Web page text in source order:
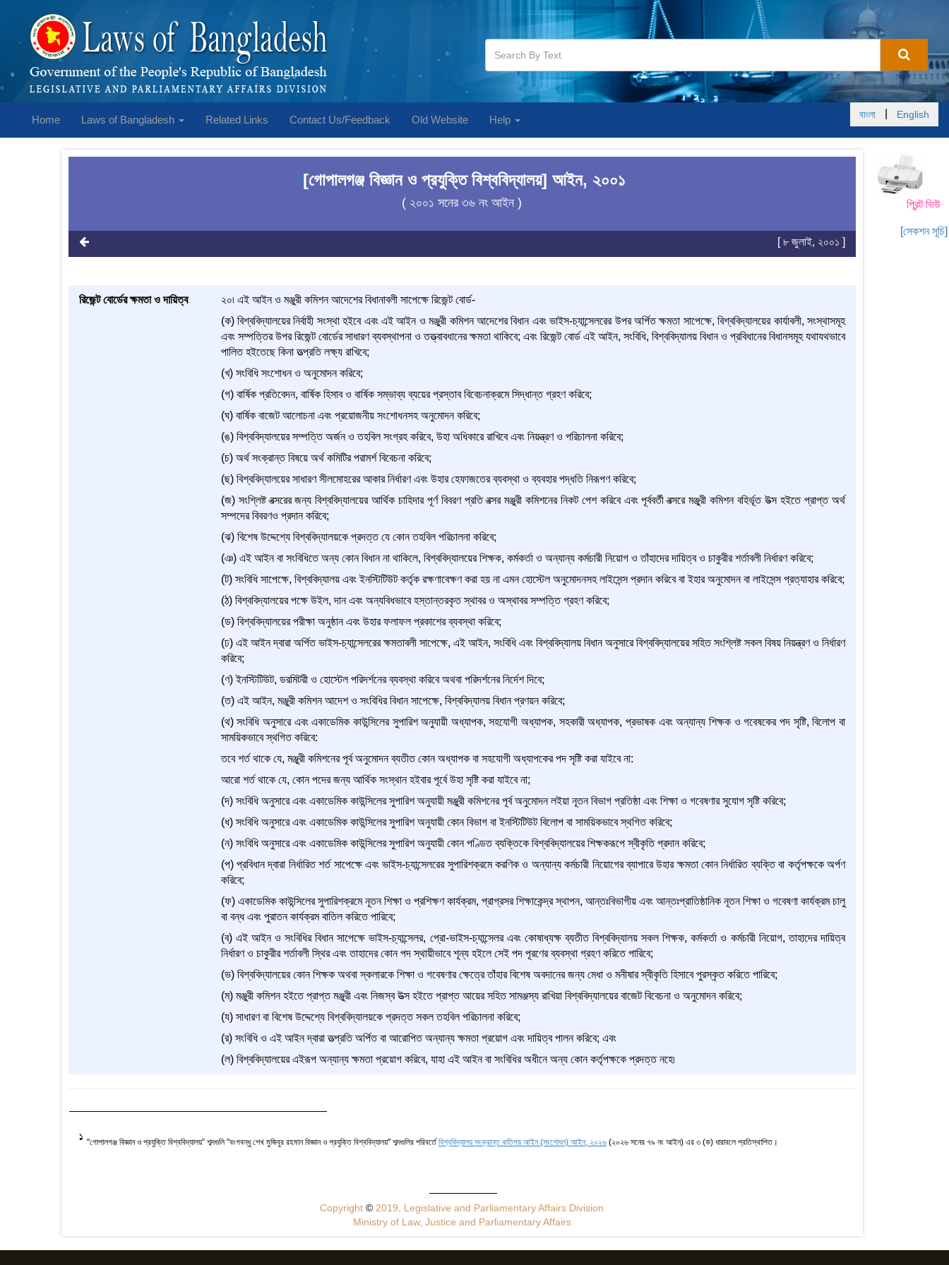
Home Laws of Bangladesh Related Links Contact Us/Feedback Old Website Help বাংলা English
প্রিন্ট ভিউ
[সেকশন সূচি]
1[গোপালগঞ্জ বিজ্ঞান ও প্রযুক্তি বিশ্ববিদ্যালয়] আইন, ২০০১
( ২০০১ সনের ৩৬ নং আইন )
[ ৮ জুলাই, ২০০১ ]
রিজেন্ট বোর্ডের ক্ষমতা ও দায়িত্ব
২০৷ এই আইন ও মঞ্জুরী কমিশন আদেশের বিধানাবলী সাপেক্ষে রিজেন্ট বোর্ড-
(ক) বিশ্ববিদ্যালয়ের নির্বাহী সংস্থা হইবে এবং এই আইন ও মঞ্জুরী কমিশন আদেশের বিধান এবং ভাইস-চ্যান্সেলরের উপর অর্পিত ক্ষমতা সাপেক্ষে, বিশ্ববিদ্যালয়ের কার্যাবলী, সংস্থাসমূহ
এবং সম্পত্তির উপর রিজেন্ট বোর্ডের সাধারণ ব্যবস্থাপনা ও তত্ত্বাবধানের ক্ষমতা থাকিবে; এবং রিজেন্ট বোর্ড এই আইন, সংবিধি, বিশ্ববিদ্যালয় বিধান ও প্রবিধানের বিধানসমূহ যথাযথভাবে
পালিত হইতেছে কিনা তত্প্রতি লক্ষ্য রাখিবে;
(খ) সংবিধি সংশোধন ও অনুমোদন করিবে;
(গ) বার্ষিক প্রতিবেদন, বার্ষিক হিসাব ও বার্ষিক সম্ভাব্য ব্যয়ের প্রস্তাব বিবেচনাক্রমে সিদ্ধান্ত গ্রহণ করিবে;
(ঘ) বার্ষিক বাজেট আলোচনা এবং প্রয়োজনীয় সংশোধনসহ অনুমোদন করিবে;
(ঙ) বিশ্ববিদ্যালয়ের সম্পত্তি অর্জন ও তহবিল সংগ্রহ করিবে, উহা অধিকারে রাখিবে এবং নিয়ন্ত্রণ ও পরিচালনা করিবে;
(চ) অর্থ সংক্রান্ত বিষয়ে অর্থ কমিটির পরামর্শ বিবেচনা করিবে;
(ছ) বিশ্ববিদ্যালয়ের সাধারণ সীলমোহরের আকার নির্ধারণ এবং উহার হেফাজতের ব্যবস্থা ও ব্যবহার পদ্ধতি নিরূপণ করিবে;
(জ) সংশ্লিষ্ট বত্সরের জন্য বিশ্ববিদ্যালয়ের আর্থিক চাহিদার পূর্ণ বিবরণ প্রতি বত্সর মঞ্জুরী কমিশনের নিকট পেশ করিবে এবং পূর্ববর্তী বত্সরে মঞ্জুরী কমিশন বহির্ভূত উত্স হইতে প্রাপ্ত অর্থ
সম্পদের বিবরণও প্রদান করিবে;
(ঝ) বিশেষ উদ্দেশ্যে বিশ্ববিদ্যালয়কে প্রদত্ত যে কোন তহবিল পরিচালনা করিবে;
(ঞ) এই আইন বা সংবিধিতে অন্য কোন বিধান না থাকিলে, বিশ্ববিদ্যালয়ের শিক্ষক, কর্মকর্তা ও অন্যান্য কর্মচারী নিয়োগ ও তাঁহাদের দায়িত্ব ও চাকুরীর শর্তাবলী নির্ধারণ করিবে;
(ট) সংবিধি সাপেক্ষে, বিশ্ববিদ্যালয় এবং ইনস্টিটিউট কর্তৃক রক্ষণাবেক্ষণ করা হয় না এমন হোস্টেল অনুমোদনসহ লাইসেন্স প্রদান করিবে বা ইহার অনুমোদন বা লাইসেন্স প্রত্যাহার করিবে;
(ঠ) বিশ্ববিদ্যালয়ের পক্ষে উইল, দান এবং অন্যবিধভাবে হস্তান্তরকৃত স্থাবর ও অস্থাবর সম্পত্তি গ্রহণ করিবে;
(ড) বিশ্ববিদ্যালয়ের পরীক্ষা অনুষ্ঠান এবং উহার ফলাফল প্রকাশের ব্যবস্থা করিবে;
(ঢ) এই আইন দ্বারা অর্পিত ভাইস-চ্যান্সেলরের ক্ষমতাবলী সাপেক্ষে, এই আইন, সংবিধি এবং বিশ্ববিদ্যালয় বিধান অনুসারে বিশ্ববিদ্যালয়ের সহিত সংশ্লিষ্ট সকল বিষয় নিয়ন্ত্রণ ও নির্ধারণ
করিবে;
(ণ) ইনস্টিটিউট, ডরমিটরী ও হোস্টেল পরিদর্শনের ব্যবস্থা করিবে অথবা পরিদর্শনের নির্দেশ দিবে;
(ত) এই আইন, মঞ্জুরী কমিশন আদেশ ও সংবিধির বিধান সাপেক্ষে, বিশ্ববিদ্যালয় বিধান প্রণয়ন করিবে;
(থ) সংবিধি অনুসারে এবং একাডেমিক কাউন্সিলের সুপারিশ অনুযায়ী অধ্যাপক, সহযোগী অধ্যাপক, সহকারী অধ্যাপক, প্রভাষক এবং অন্যান্য শিক্ষক ও গবেষকের পদ সৃষ্টি, বিলোপ বা
সাময়িকভাবে স্থগিত করিবে:
তবে শর্ত থাকে যে, মঞ্জুরী কমিশনের পূর্ব অনুমোদন ব্যতীত কোন অধ্যাপক বা সহযোগী অধ্যাপকের পদ সৃষ্টি করা যাইবে না:
আরো শর্ত থাকে যে, কোন পদের জন্য আর্থিক সংস্থান হইবার পূর্বে উহা সৃষ্টি করা যাইবে না;
(দ) সংবিধি অনুসারে এবং একাডেমিক কাউন্সিলের সুপারিশ অনুযায়ী মঞ্জুরী কমিশনের পূর্ব অনুমোদন লইয়া নূতন বিভাগ প্রতিষ্ঠা এবং শিক্ষা ও গবেষণার সুযোগ সৃষ্টি করিবে;
(ধ) সংবিধি অনুসারে এবং একাডেমিক কাউন্সিলের সুপারিশ অনুযায়ী কোন বিভাগ বা ইনস্টিটিউট বিলোপ বা সাময়িকভাবে স্থগিত করিবে;
(ন) সংবিধি অনুসারে এবং একাডেমিক কাউন্সিলের সুপারিশ অনুযায়ী কোন পণ্ডিত ব্যক্তিকে বিশ্ববিদ্যালয়ের শিক্ষকরূপে স্বীকৃতি প্রদান করিবে;
(প) প্রবিধান দ্বারা নির্ধারিত শর্ত সাপেক্ষে এবং ভাইস-চ্যান্সেলরের সুপারিশক্রমে করণিক ও অন্যান্য কর্মচারী নিয়োগের ব্যাপারে উহার ক্ষমতা কোন নির্ধারিত ব্যক্তি বা কর্তৃপক্ষকে অর্পণ
করিবে;
(ফ) একাডেমিক কাউন্সিলের সুপারিশক্রমে নূতন শিক্ষা ও প্রশিক্ষণ কার্যক্রম, প্রাগ্রসর শিক্ষাকেন্দ্র স্থাপন, আন্তঃবিভাগীয় এবং আন্তঃপ্রাতিষ্ঠানিক নূতন শিক্ষা ও গবেষণা কার্যক্রম চালু
বা বন্ধ এবং পুরাতন কার্যক্রম বাতিল করিতে পারিবে;
(ব) এই আইন ও সংবিধির বিধান সাপেক্ষে ভাইস-চ্যান্সেলর, প্রো-ভাইস-চ্যান্সেলর এবং কোষাধ্যক্ষ ব্যতীত বিশ্ববিদ্যালয় সকল শিক্ষক, কর্মকর্তা ও কর্মচারী নিয়োগ, তাহাদের দায়িত্ব
নির্ধারণ ও চাকুরীর শর্তাবলী স্থির এবং তাহাদের কোন পদ স্থায়ীভাবে শূন্য হইলে সেই পদ পূরণের ব্যবস্থা গ্রহণ করিতে পারিবে;
(ভ) বিশ্ববিদ্যালয়ের কোন শিক্ষক অথবা স্কলারকে শিক্ষা ও গবেষণার ক্ষেত্রে তাঁহার বিশেষ অবদানের জন্য মেধা ও মনীষার স্বীকৃতি হিসাবে পুরস্কৃত করিতে পারিবে;
(ম) মঞ্জুরী কমিশন হইতে প্রাপ্ত মঞ্জুরী এবং নিজস্ব উত্স হইতে প্রাপ্ত আয়ের সহিত সামঞ্জস্য রাখিয়া বিশ্ববিদ্যালয়ের বাজেট বিবেচনা ও অনুমোদন করিবে;
(য) সাধারণ বা বিশেষ উদ্দেশ্যে বিশ্ববিদ্যালয়কে প্রদত্ত সকল তহবিল পরিচালনা করিবে;
(র) সংবিধি ও এই আইন দ্বারা তত্প্রতি অর্পিত বা আরোপিত অন্যান্য ক্ষমতা প্রয়োগ এবং দায়িত্ব পালন করিবে; এবং
(ল) বিশ্ববিদ্যালয়ের এইরূপ অন্যান্য ক্ষমতা প্রয়োগ করিবে, যাহা এই আইন বা সংবিধির অধীনে অন্য কোন কর্তৃপক্ষকে প্রদত্ত নহে৷
1 "গোপালগঞ্জ বিজ্ঞান ও প্রযুক্তি বিশ্ববিদ্যালয়” শব্দগুলি "বংগবন্ধু শেখ মুজিবুর রহমান বিজ্ঞান ও প্রযুক্তি বিশ্ববিদ্যালয়" শব্দগুলির পরিবর্তেবিশ্ববিদ্যালয় সংক্রান্ত কতিপয় আইন (সংশোধন) আইন, ২০২৬ (২০২৬ সনের ৭৯ নং আইন) এর ৩ (ক) ধারাবলে প্রতিস্থাপিত।
Copyright© 2019, Legislative and Parliamentary Affairs Division
Ministry of Law, Justice and Parliamentary Affairs